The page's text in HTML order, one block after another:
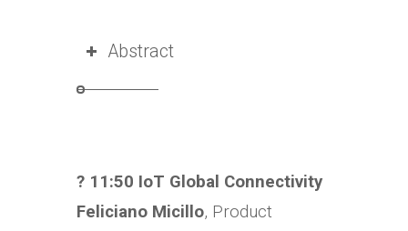
Abstract
? 11:50 IoT Global Connectivity
Feliciano Micillo, Product